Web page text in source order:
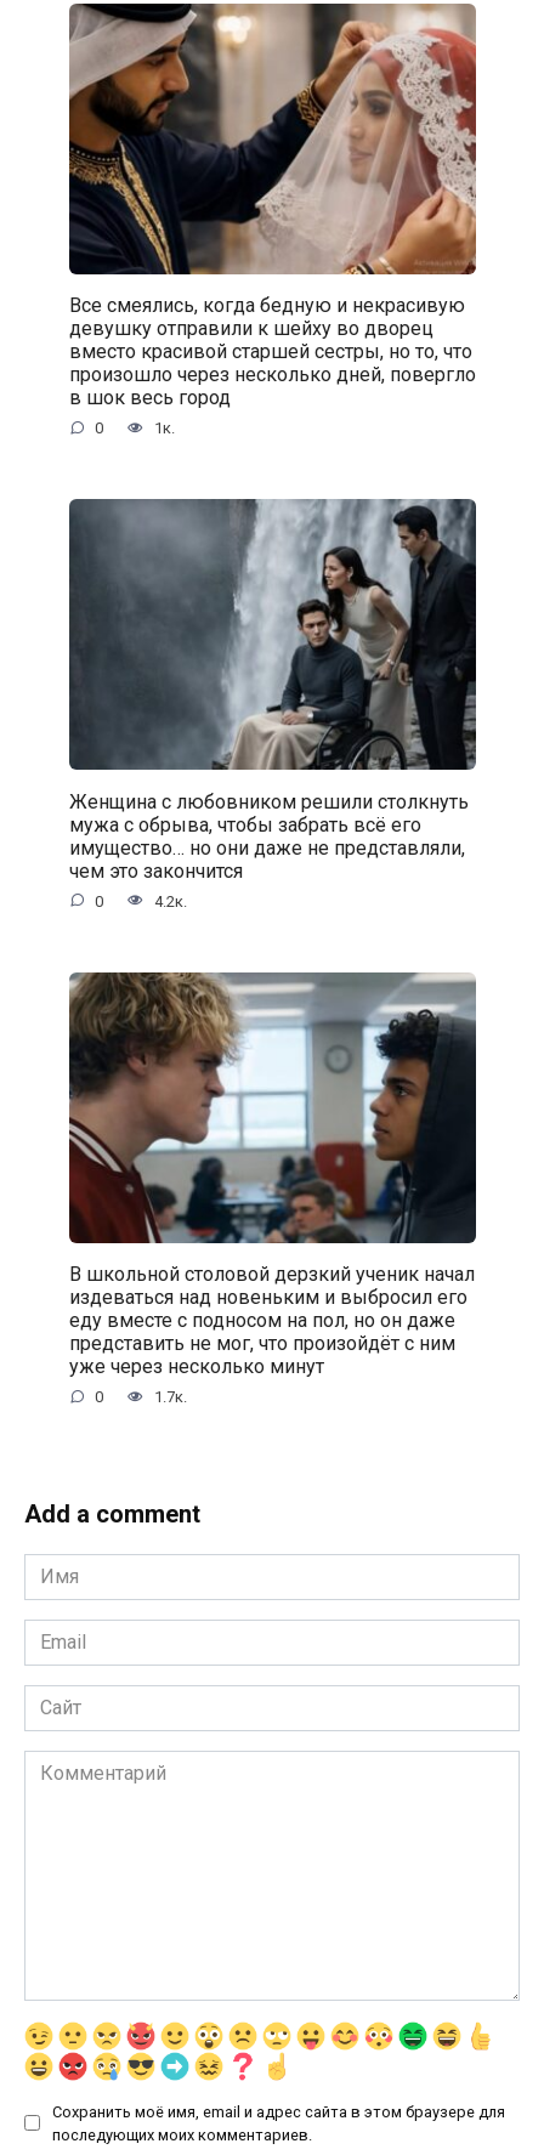
Все смеялись, когда бедную и некрасивую
девушку отправили к шейху во дворец
вместо красивой старшей сестры, но то, что
произошло через несколько дней, повергло
в шок весь город
0 1к.
Женщина с любовником решили столкнуть
мужа с обрыва, чтобы забрать всё его
имущество… но они даже не представляли,
чем это закончится
0 4.2к.
В школьной столовой дерзкий ученик начал
издеваться над новеньким и выбросил его
еду вместе с подносом на пол, но он даже
представить не мог, что произойдёт с ним
уже через несколько минут
0 1.7к.
Add a comment
Имя
*
Email
*
Сайт
Комментарий
Сохранить моё имя, email и адрес сайта в этом браузере для
последующих моих комментариев.